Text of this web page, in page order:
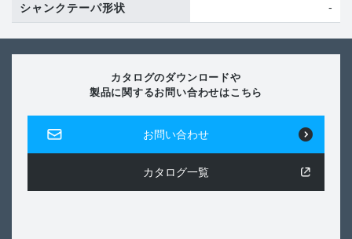
シャンクテーパ形状 -
カタログのダウンロードや
製品に関するお問い合わせはこちら
お問い合わせ
カタログ一覧